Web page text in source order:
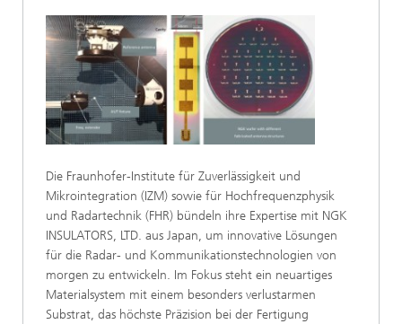
Die Fraunhofer-Institute für Zuverlässigkeit und
Mikrointegration (IZM) sowie für Hochfrequenzphysik
und Radartechnik (FHR) bündeln ihre Expertise mit NGK
INSULATORS, LTD. aus Japan, um innovative Lösungen
für die Radar- und Kommunikationstechnologien von
morgen zu entwickeln. Im Fokus steht ein neuartiges
Materialsystem mit einem besonders verlustarmen
Substrat, das höchste Präzision bei der Fertigung